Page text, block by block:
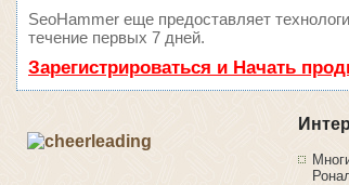
SeoHammer еще предоставляет
течение первых 7 дней.
Зарегистрироваться и Начать